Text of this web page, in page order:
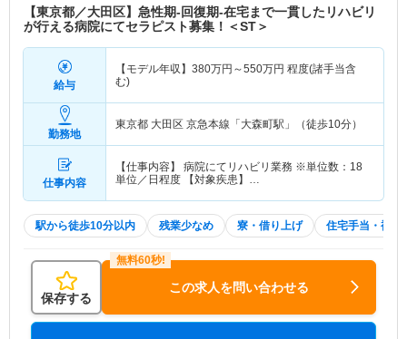
【東京都／大田区】急性期-回復期-在宅まで一貫したリハビリ
が行える病院にてセラピスト募集！＜ST＞
給与
【モデル年収】 380万円～550万円 程度(諸手当含
む)
勤務地
東京都 大田区 京急本線「大森町駅」（徒歩10分）
仕事内容
【仕事内容】 病院にてリハビリ業務 ※単位数：18
単位／日程度 【対象疾患】…
駅から徒歩10分以内 残業少なめ 寮・借り上げ 住宅手当・補助
保存する
この求人を問い合わせる